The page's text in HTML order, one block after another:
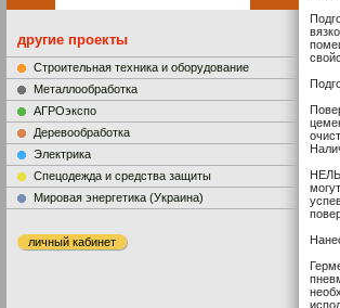
другие проекты
Строительная техника и оборудование
Металлообработка
АГРОэкспо
Деревообработка
Электрика
Cпецодежда и средства защиты
Мировая энергетика (Украина)
личный кабинет